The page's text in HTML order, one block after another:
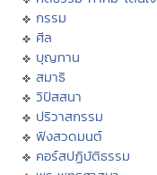
กรรม
ศีล
บุญทาน
สมาธิ
วิปัสสนา
ปริวาสกรรม
ฟังสวดมนต์
คอร์สปฏิบัติธรรม